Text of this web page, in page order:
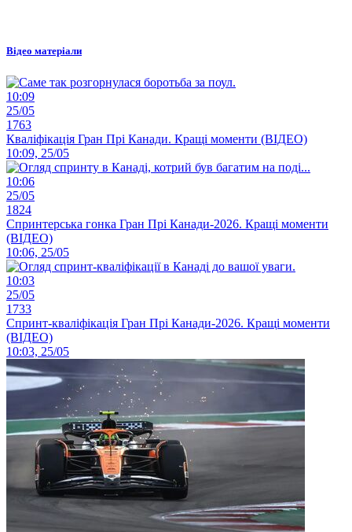
Відео матеріали
10:09
25/05
1763
Кваліфікація Гран Прі Канади. Кращі моменти (ВІДЕО)
10:09, 25/05
10:06
25/05
1824
Спринтерська гонка Гран Прі Канади-2026. Кращі моменти
(ВІДЕО)
10:06, 25/05
10:03
25/05
1733
Спринт-кваліфікація Гран Прі Канади-2026. Кращі моменти
(ВІДЕО)
10:03, 25/05